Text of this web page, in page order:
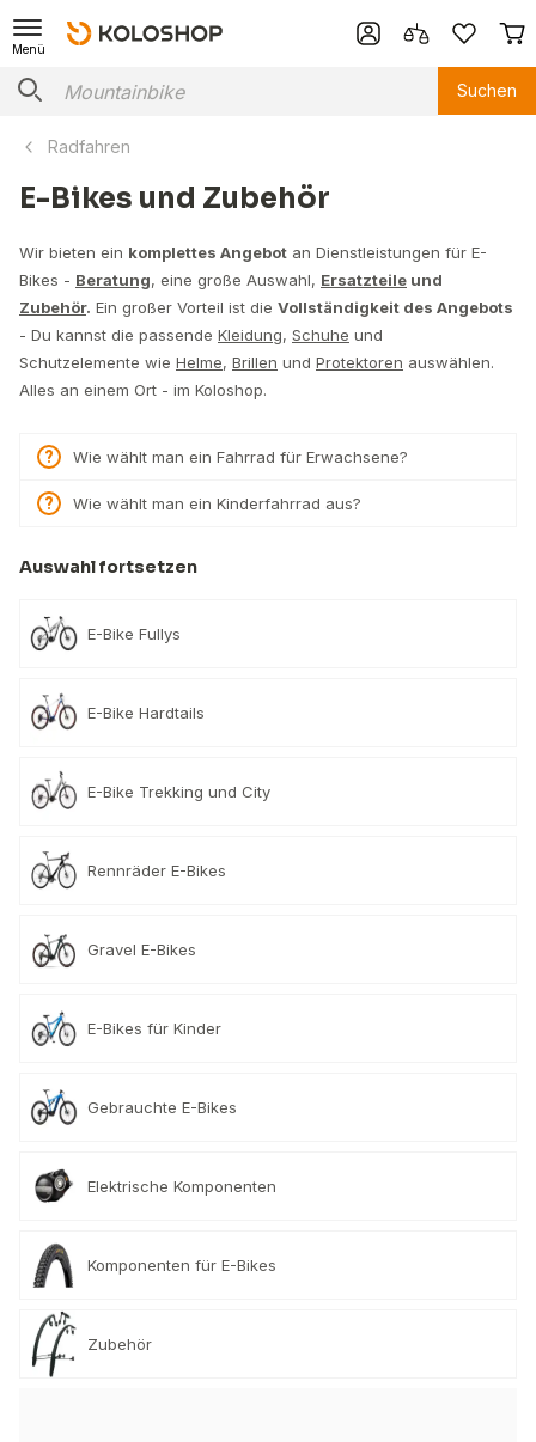
Menü
Suchen
Radfahren
E-Bikes und Zubehör
Wir bieten ein komplettes Angebot an Dienstleistungen für E-
Bikes - Beratung, eine große Auswahl, Ersatzteile und
Zubehör. Ein großer Vorteil ist die Vollständigkeit des Angebots
- Du kannst die passende Kleidung, Schuhe und
Schutzelemente wie Helme, Brillen und Protektoren auswählen.
Alles an einem Ort - im Koloshop.
Wie wählt man ein Fahrrad für Erwachsene?
Wie wählt man ein Kinderfahrrad aus?
Auswahl fortsetzen
E-Bike Fullys
E-Bike Hardtails
E-Bike Trekking und City
Rennräder E-Bikes
Gravel E-Bikes
E-Bikes für Kinder
Gebrauchte E-Bikes
Elektrische Komponenten
Komponenten für E-Bikes
Zubehör